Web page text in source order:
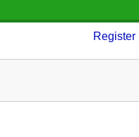
Register|